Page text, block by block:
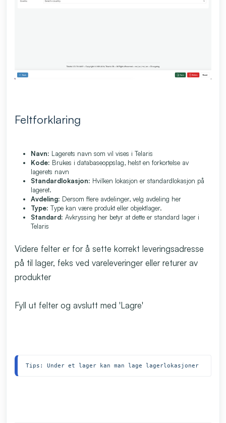
Feltforklaring
Navn: Lagerets navn som vil vises i Telaris
Kode: Brukes i databaseoppslag, helst en forkortelse av
lagerets navn
Standardlokasjon: Hvilken lokasjon er standardlokasjon på
lageret.
Avdeling: Dersom flere avdelinger, velg avdeling her
Type: Type kan være produkt eller objektlager.
Standard: Avkryssing her betyr at dette er standard lager i
Telaris
Videre felter er for å sette korrekt leveringsadresse
på til lager, feks ved vareleveringer eller returer av
produkter
Fyll ut felter og avslutt med 'Lagre'
Tips: Under et lager kan man lage lagerlokasjoner